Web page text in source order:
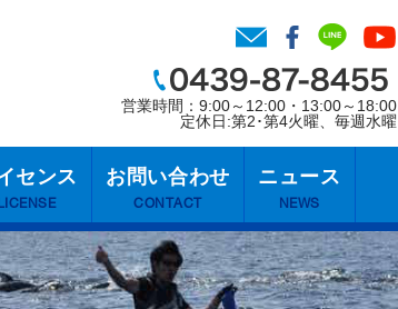
営業時間：9:00～12:00・13:00～18:00
定休日:第2･第4火曜、毎週水曜
センス
LICENSE
お問い合わせ
CONTACT
ニュース
NEWS